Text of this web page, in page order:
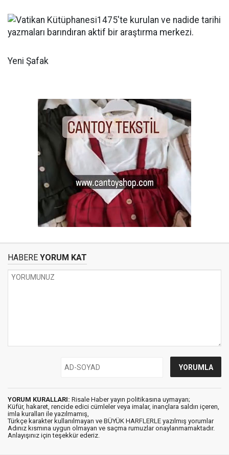
Yeni Şafak
HABERE YORUM KAT
YORUM KURALLARI: Risale Haber yayın politikasına uymayan;
Küfür, hakaret, rencide edici cümleler veya imalar, inançlara saldırı içeren,
imla kuralları ile yazılmamış,
Türkçe karakter kullanılmayan ve BÜYÜK HARFLERLE yazılmış yorumlar
Adınız kısmına uygun olmayan ve saçma rumuzlar onaylanmamaktadır.
Anlayışınız için teşekkür ederiz.